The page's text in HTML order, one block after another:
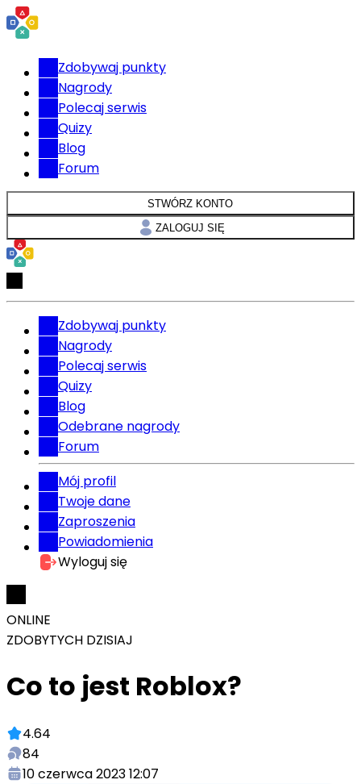
Zdobywaj punkty
Nagrody
Polecaj serwis
Quizy
Blog
Forum
STWÓRZ KONTO
ZALOGUJ SIĘ
Zdobywaj punkty
Nagrody
Polecaj serwis
Quizy
Blog
Odebrane nagrody
Forum
Mój profil
Twoje dane
Zaproszenia
Powiadomienia
Wyloguj się
ONLINE
ZDOBYTYCH DZISIAJ
Co to jest Roblox?
4.64
84
10 czerwca 2023 12:07